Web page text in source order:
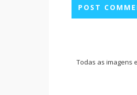
Todas as imagens